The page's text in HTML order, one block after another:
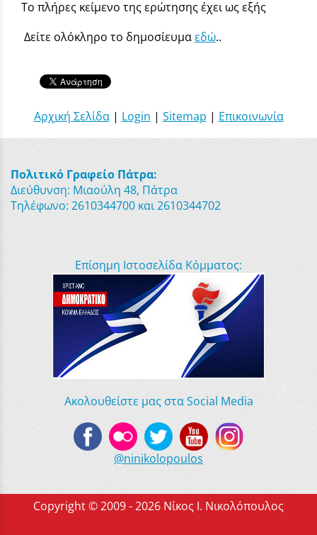
Το πλήρες κείμενο της ερώτησης έχει ως εξής
Δείτε ολόκληρο το δημοσίευμαεδώ..
Αρχική Σελίδα| Login | Sitemap | Επικοινωνία
Πολιτικό Γραφείο Πάτρα:
Διεύθυνση: Μιαούλη 48, Πάτρα
Τηλέφωνο: 2610344700 και 2610344702
Επίσημη Ιστοσελίδα Κόμματος:
Ακολουθείστε μας στα Social Media
@ninikolopoulos
Copyright © 2009 - 2026 Νίκος Ι. Νικολόπουλος